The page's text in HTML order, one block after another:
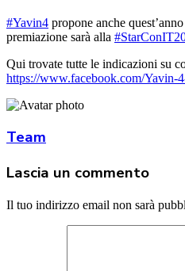
#Yavin4 propone anche
premiazione sarà alla #
Qui trovate tutte le indicazioni su
https://www.facebook.com/Yavin-
Team
Lascia un commento
Il tuo indirizzo email non sarà